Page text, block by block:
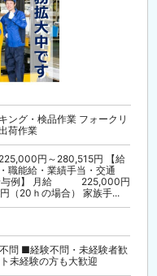
ング・検品作業 フォークリ
荷作業
円～280,515円 【給
職能給・業績手当・交通
与例】 月給 225,000円
（20ｈの場合） 家族手...
問 ■経験不問・未経験者歓
未経験の方も大歓迎